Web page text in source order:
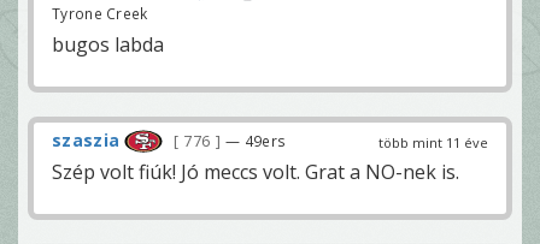
Tyrone Creek
bugos labda
több mint 11 éve
szaszia 776 — 49ers
Szép volt fiúk! Jó meccs volt. Grat a NO-nek is.